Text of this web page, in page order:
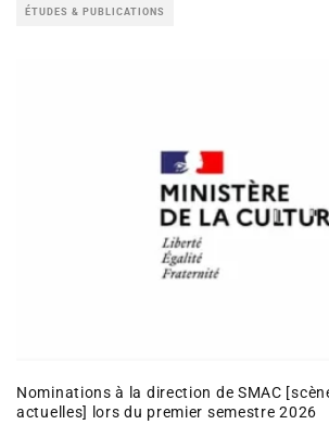
ÉTUDES & PUBLICATIONS
Nominations à la direction de SMAC
actuelles] lors du premier semestre 2026